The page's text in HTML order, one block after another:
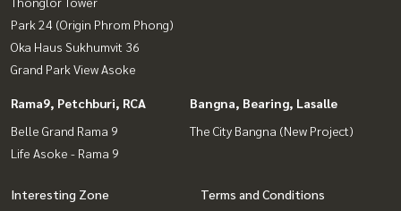
Park 24 (Origin Phrom Phong)
Oka Haus Sukhumvit 36
Grand Park View Asoke
Rama9, Petchburi, RCA
Belle Grand Rama 9
Life Asoke - Rama 9
Bangna, Bearing, Lasalle
The City Bangna (New Project)
Interesting Zone Terms and Conditions